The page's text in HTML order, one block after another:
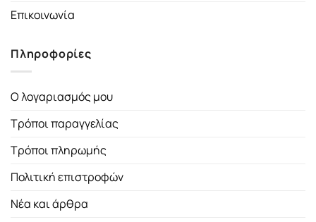
Επικοινωνία
Πληροφορίες
Ο λογαριασμός μου
Τρόποι παραγγελίας
Τρόποι πληρωμής
Πολιτική επιστροφών
Νέα και άρθρα